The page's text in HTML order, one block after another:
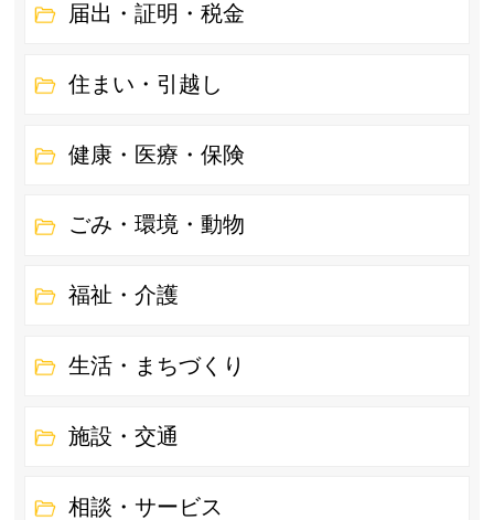
届出・証明・税金
住まい・引越し
健康・医療・保険
ごみ・環境・動物
福祉・介護
生活・まちづくり
施設・交通
相談・サービス